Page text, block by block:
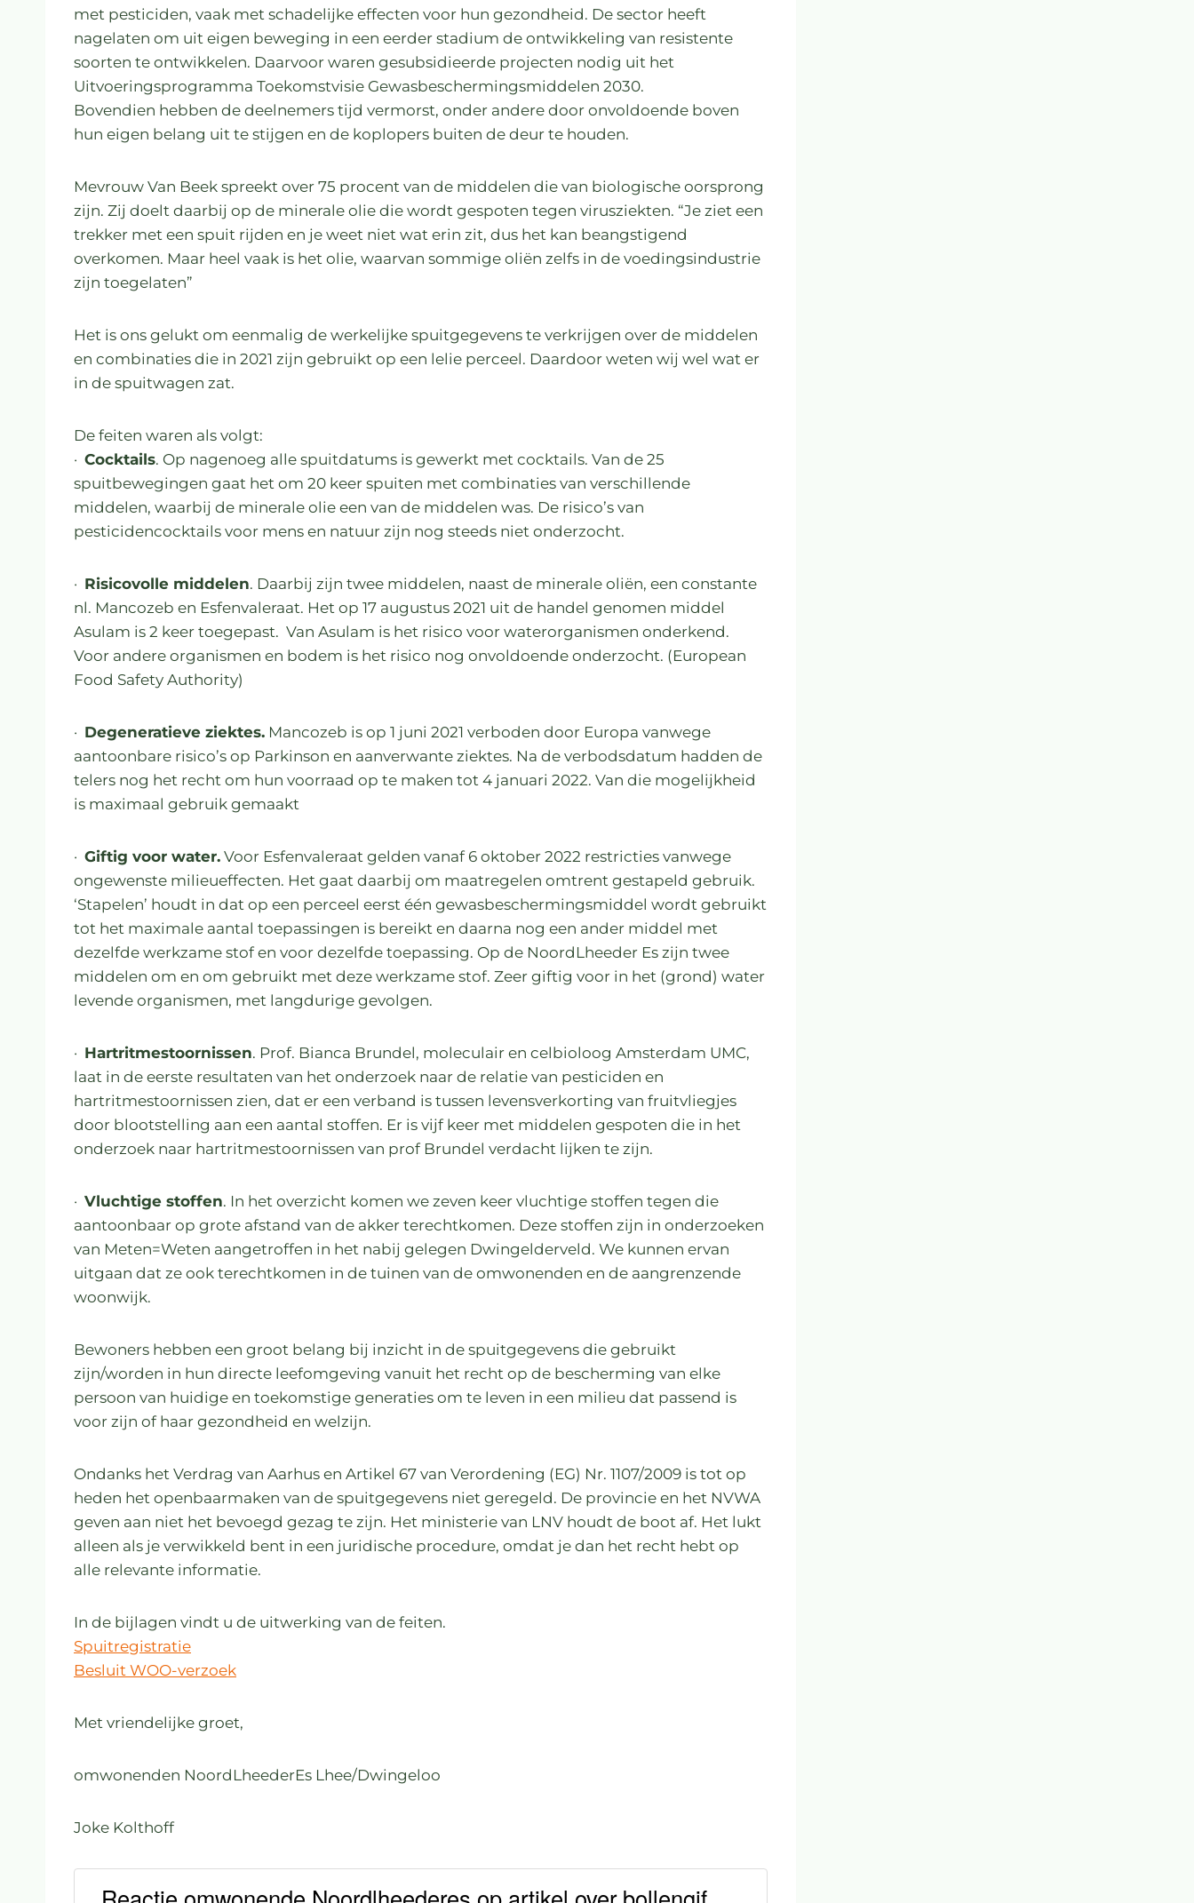
met pesticiden, vaak met schadelijke effecten voor hun gezondheid. De sector heeft
nagelaten om uit eigen beweging in een eerder stadium de ontwikkeling van resistente
soorten te ontwikkelen. Daarvoor waren gesubsidieerde projecten nodig uit het
Uitvoeringsprogramma Toekomstvisie Gewasbeschermingsmiddelen 2030.
Bovendien hebben de deelnemers tijd vermorst, onder andere door onvoldoende boven
hun eigen belang uit te stijgen en de koplopers buiten de deur te houden.
Mevrouw Van Beek spreekt over 75 procent van de middelen die van biologische oorsprong
zijn. Zij doelt daarbij op de minerale olie die wordt gespoten tegen virusziekten. “Je ziet een
trekker met een spuit rijden en je weet niet wat erin zit, dus het kan beangstigend
overkomen. Maar heel vaak is het olie, waarvan sommige oliën zelfs in de voedingsindustrie
zijn toegelaten”
Het is ons gelukt om eenmalig de werkelijke spuitgegevens te verkrijgen over de middelen
en combinaties die in 2021 zijn gebruikt op een lelie perceel. Daardoor weten wij wel wat er
in de spuitwagen zat.
De feiten waren als volgt:
· Cocktails. Op nagenoeg alle spuitdatums is gewerkt met cocktails. Van de 25
spuitbewegingen gaat het om 20 keer spuiten met combinaties van verschillende
middelen, waarbij de minerale olie een van de middelen was. De risico’s van
pesticidencocktails voor mens en natuur zijn nog steeds niet onderzocht.
· Risicovolle middelen. Daarbij zijn twee middelen, naast de minerale oliën, een constante
nl. Mancozeb en Esfenvaleraat. Het op 17 augustus 2021 uit de handel genomen middel
Asulam is 2 keer toegepast. Van Asulam is het risico voor waterorganismen onderkend.
Voor andere organismen en bodem is het risico nog onvoldoende onderzocht. (European
Food Safety Authority)
· Degeneratieve ziektes. Mancozeb is op 1 juni 2021 verboden door Europa vanwege
aantoonbare risico’s op Parkinson en aanverwante ziektes. Na de verbodsdatum hadden de
telers nog het recht om hun voorraad op te maken tot 4 januari 2022. Van die mogelijkheid
is maximaal gebruik gemaakt
· Giftig voor water. Voor Esfenvaleraat gelden vanaf 6 oktober 2022 restricties vanwege
ongewenste milieueffecten. Het gaat daarbij om maatregelen omtrent gestapeld gebruik.
‘Stapelen’ houdt in dat op een perceel eerst één gewasbeschermingsmiddel wordt gebruikt
tot het maximale aantal toepassingen is bereikt en daarna nog een ander middel met
dezelfde werkzame stof en voor dezelfde toepassing. Op de NoordLheeder Es zijn twee
middelen om en om gebruikt met deze werkzame stof. Zeer giftig voor in het (grond) water
levende organismen, met langdurige gevolgen.
· Hartritmestoornissen. Prof. Bianca Brundel, moleculair en celbioloog Amsterdam UMC,
laat in de eerste resultaten van het onderzoek naar de relatie van pesticiden en
hartritmestoornissen zien, dat er een verband is tussen levensverkorting van fruitvliegjes
door blootstelling aan een aantal stoffen. Er is vijf keer met middelen gespoten die in het
onderzoek naar hartritmestoornissen van prof Brundel verdacht lijken te zijn.
· Vluchtige stoffen. In het overzicht komen we zeven keer vluchtige stoffen tegen die
aantoonbaar op grote afstand van de akker terechtkomen. Deze stoffen zijn in onderzoeken
van Meten=Weten aangetroffen in het nabij gelegen Dwingelderveld. We kunnen ervan
uitgaan dat ze ook terechtkomen in de tuinen van de omwonenden en de aangrenzende
woonwijk.
Bewoners hebben een groot belang bij inzicht in de spuitgegevens die gebruikt
zijn/worden in hun directe leefomgeving vanuit het recht op de bescherming van elke
persoon van huidige en toekomstige generaties om te leven in een milieu dat passend is
voor zijn of haar gezondheid en welzijn.
Ondanks het Verdrag van Aarhus en Artikel 67 van Verordening (EG) Nr. 1107/2009 is tot op
heden het openbaarmaken van de spuitgegevens niet geregeld. De provincie en het NVWA
geven aan niet het bevoegd gezag te zijn. Het ministerie van LNV houdt de boot af. Het lukt
alleen als je verwikkeld bent in een juridische procedure, omdat je dan het recht hebt op
alle relevante informatie.
In de bijlagen vindt u de uitwerking van de feiten.
Spuitregistratie
Besluit WOO-verzoek
Met vriendelijke groet,
omwonenden NoordLheederEs Lhee/Dwingeloo
Joke Kolthoff